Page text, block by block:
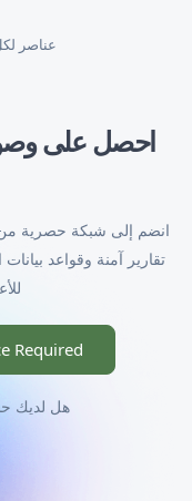
عناصر
انضم إلى شبكة حصرية من
تقارير آمنة وقواعد
Required
هل لديك